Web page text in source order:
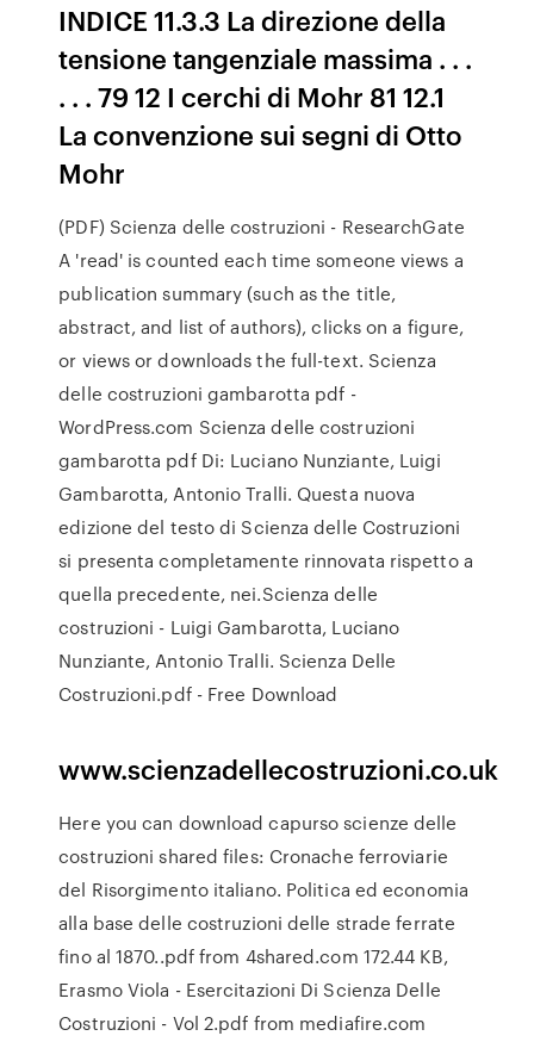
INDICE 11.3.3 La direzione della
tensione tangenziale massima . . .
. . . 79 12 I cerchi di Mohr 81 12.1
La convenzione sui segni di Otto
Mohr
(PDF) Scienza delle costruzioni - ResearchGate
A 'read' is counted each time someone views a
publication summary (such as the title,
abstract, and list of authors), clicks on a figure,
or views or downloads the full-text. Scienza
delle costruzioni gambarotta pdf -
WordPress.com Scienza delle costruzioni
gambarotta pdf Di: Luciano Nunziante, Luigi
Gambarotta, Antonio Tralli. Questa nuova
edizione del testo di Scienza delle Costruzioni
si presenta completamente rinnovata rispetto a
quella precedente, nei.Scienza delle
costruzioni - Luigi Gambarotta, Luciano
Nunziante, Antonio Tralli. Scienza Delle
Costruzioni.pdf - Free Download
www.scienzadellecostruzioni.co.uk
Here you can download capurso scienze delle
costruzioni shared files: Cronache ferroviarie
del Risorgimento italiano. Politica ed economia
alla base delle costruzioni delle strade ferrate
fino al 1870..pdf from 4shared.com 172.44 KB,
Erasmo Viola - Esercitazioni Di Scienza Delle
Costruzioni - Vol 2.pdf from mediafire.com